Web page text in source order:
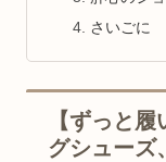
さいごに
【ずっと
グシューズ